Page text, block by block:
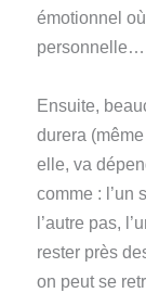
émotionnel
personnelle…
Ensuite,
durera
elle, va
comme : l’un
l’autre pas,
rester près
on peut se